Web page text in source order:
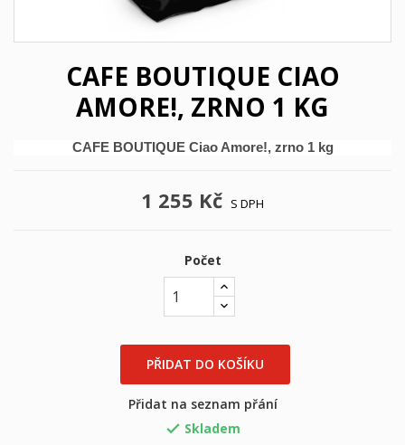
CAFE BOUTIQUE CIAO
AMORE!, ZRNO 1 KG
CAFE BOUTIQUE Ciao Amore!, zrno 1 kg
1 255 Kč S DPH
Počet
PŘIDAT DO KOŠÍKU
Přidat na seznam přání
 Skladem
Můj seznam přání
add_circle_outlineVytvořit nový seznam
svého seznamu přání.